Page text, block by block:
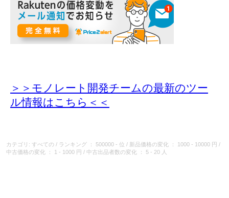
＞＞モノレート開発チームの最新のツー
ル情報はこちら＜＜
カテゴリ: すべての / ランキング ： 500000 - 位 / 新品価格の変化 ： 1000 - 10000 円
/
中古価格の変化
： 1 - 1000 円 / 中古出品者数の変化 ： 5 - 20 人